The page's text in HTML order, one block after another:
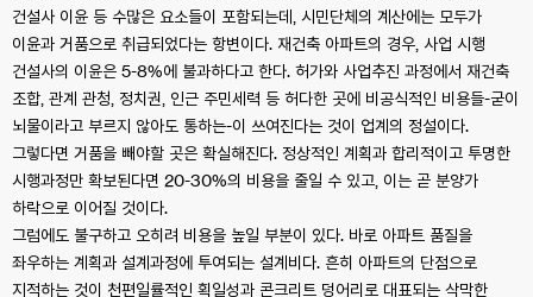
건설사 이윤 등 수많은 요소들이 포함되는데, 시민단체의 계산에는 모두가
이윤과 거품으로 취급되었다는 항변이다. 재건축 아파트의 경우, 사업 시행
건설사의 이윤은 5-8%에 불과하다고 한다. 허가와 사업추진 과정에서 재건축
조합, 관계 관청, 정치권, 인근 주민세력 등 허다한 곳에 비공식적인 비용들-굳이
뇌물이라고 부르지 않아도 통하는-이 쓰여진다는 것이 업계의 정설이다.
그렇다면 거품을 빼야할 곳은 확실해진다. 정상적인 계획과 합리적이고 투명한
시행과정만 확보된다면 20-30%의 비용을 줄일 수 있고, 이는 곧 분양가
하락으로 이어질 것이다.
그럼에도 불구하고 오히려 비용을 높일 부분이 있다. 바로 아파트 품질을
좌우하는 계획과 설계과정에 투여되는 설계비다. 흔히 아파트의 단점으로
지적하는 것이 천편일률적인 획일성과 콘크리트 덩어리로 대표되는 삭막한